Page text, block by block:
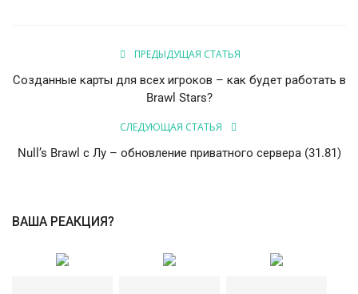
ПРЕДЫДУЩАЯ СТАТЬЯ
Созданные карты для всех игроков – как будет работать в
Brawl Stars?
СЛЕДУЮЩАЯ СТАТЬЯ
Null’s Brawl с Лу – обновление приватного сервера (31.81)
ВАША РЕАКЦИЯ?